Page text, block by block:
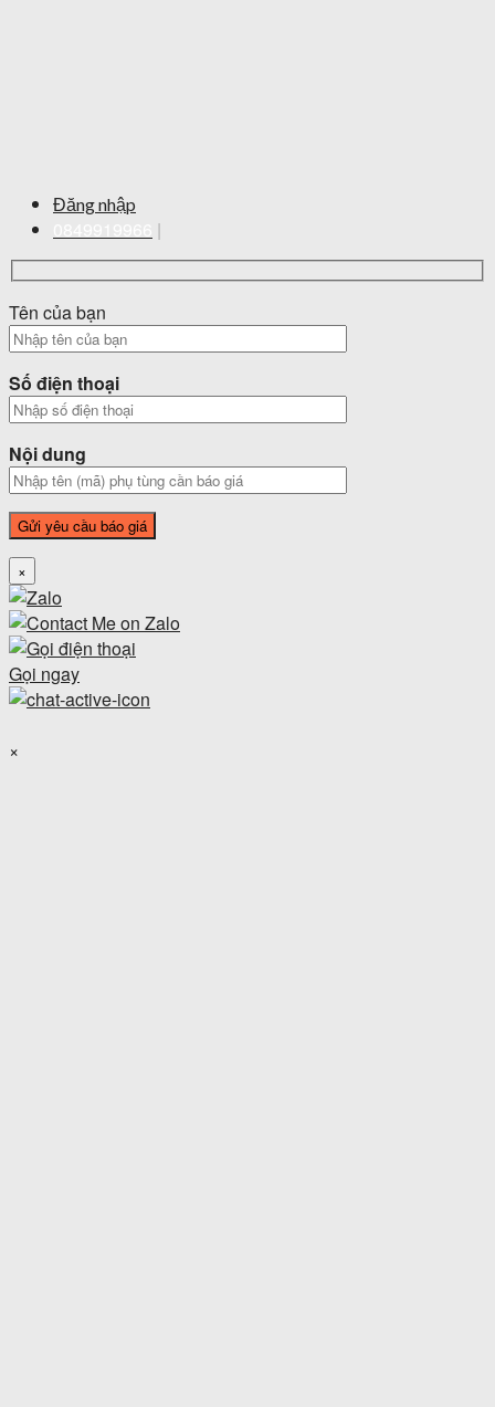
Đăng nhập
|
Tên của bạn
Số điện thoại
Nội dung
×
Gọi ngay
×